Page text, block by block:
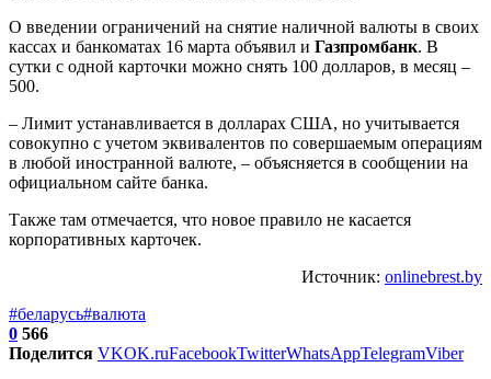
О введении ограничений на снятие наличной валюты в своих
кассах и банкоматах 16 марта объявил и Газпромбанк. В
сутки с одной карточки можно снять 100 долларов, в месяц –
500.
– Лимит устанавливается в долларах США, но учитывается
совокупно с учетом эквивалентов по совершаемым операциям
в любой иностранной валюте, – объясняется в сообщении на
официальном сайте банка.
Также там отмечается, что новое правило не касается
корпоративных карточек.
Источник: onlinebrest.by
#беларусь#валюта
0 566
Поделится VKOK.ruFacebookTwitterWhatsAppTelegramViber